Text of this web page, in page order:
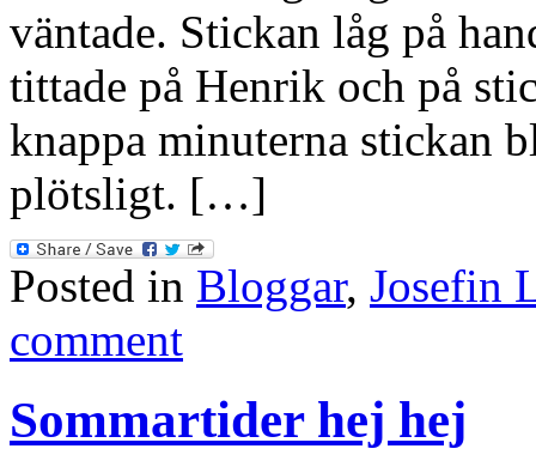
väntade. Stickan låg på
tittade på Henrik och på
knappa minuterna stickan
plötsligt. […]
Posted in Bloggar, Josefin
comment
Sommartider hej hej